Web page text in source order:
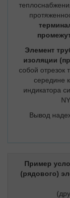
Элемент
изоляции
собой
середине
индикатора
Вывод
Пример
(рядового)